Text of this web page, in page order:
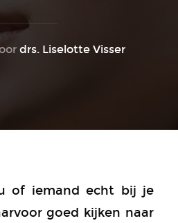
drs. Liselotte Visser
of iemand echt bij je
goed kijken naar